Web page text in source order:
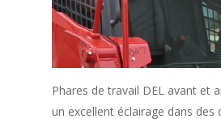
Phares de travail DEL avant et
un excellent éclairage dans des